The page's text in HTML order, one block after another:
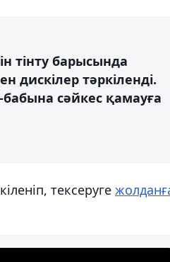
тінту барысында
дискілер тәркіленді.
сәйкес қамауға
тексеруге